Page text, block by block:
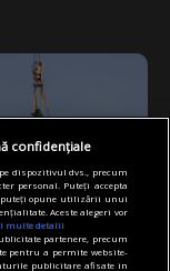
Educație
confidențiale
dispozitivul dvs., precum
personal. Puteți accepta
puteți opune utilizării unui
Aceste alegeri vor
multe detalii
partenere, precum
pentru a permite website-
publicitare afisate in